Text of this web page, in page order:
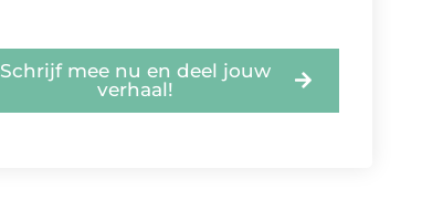
Schrijf mee nu en deel jouw
verhaal!